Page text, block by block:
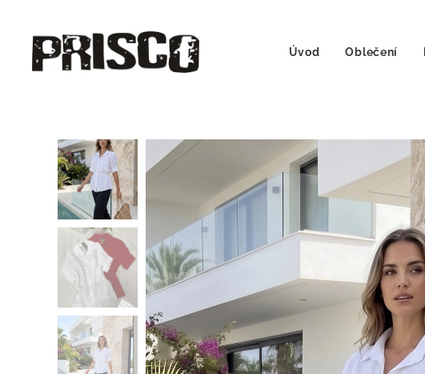
Úvod Oblečení